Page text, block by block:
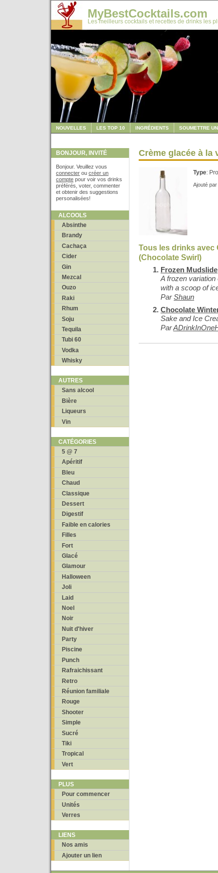
MyBestCocktails.com
Les meilleurs cocktails et recettes de drinks les
NOUVELLES LES TOP 10 INGRÉDIENTS SOUMETTRE
BONJOUR, INVITÉ
Bonjour. Veuillez vous
connecter ou créer un
compte pour voir vos drinks
préférés, voter, commenter
et obtenir des suggestions
personalisées!
ALCOOLS
Absinthe
Brandy
Cachaça
Cider
Gin
Mezcal
Ouzo
Raki
Rhum
Soju
Tequila
Tubi 60
Vodka
Whisky
AUTRES
Sans alcool
Bière
Liqueurs
Vin
CATÉGORIES
5 @ 7
Apéritif
Bleu
Chaud
Classique
Dessert
Digestif
Faible en calories
Filles
Fort
Glacé
Glamour
Halloween
Joli
Laid
Noel
Noir
Nuit d'hiver
Party
Piscine
Punch
Rafraichissant
Retro
Réunion familiale
Rouge
Shooter
Simple
Sucré
Tiki
Tropical
Vert
PLUS
Pour commencer
Unités
Verres
LIENS
Nos amis
Ajouter un lien
Crème glacée à la
Type:
Ajouté par
Tous les drinks avec
(Chocolate Swirl)
Frozen Mudslide
A frozen
with a scoop of
ParShaun
Chocolate
Sake and Ice
Par